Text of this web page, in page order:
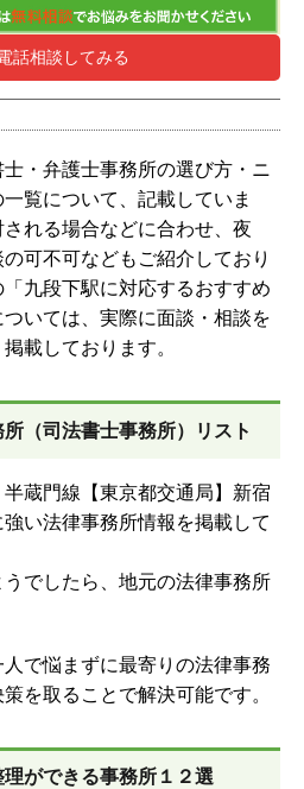
話相談してみる
・弁護士事務所の選び方・ニ
覧について、記載していま
れる場合などに合わせ、夜
可不可などもご紹介しており
九段下駅に対応するおすすめ
いては、実際に面談・相談を
載しております。
（司法書士事務所）リスト
半蔵門線【東京都交通局】新宿
い法律事務所情報を掲載して
でしたら、地元の法律事務所
で悩まずに最寄りの法律事務
を取ることで解決可能です。
ができる事務所１２選